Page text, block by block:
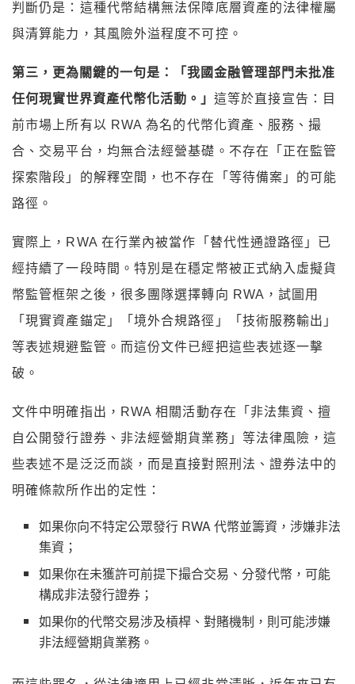
判斷仍是：這種代幣結構無法保障底層資產的法律權屬
與清算能力，其風險外溢程度不可控。
第三，更為關鍵的一句是：「我國金融管理部門未批准
任何現實世界資產代幣化活動。」 這等於直接宣告：目
前市場上所有以 RWA 為名的代幣化資產、服務、撮
合、交易平台，均無合法經營基礎。不存在「正在監管
探索階段」的解釋空間，也不存在「等待備案」的可能
路徑。
實際上，RWA 在行業內被當作「替代性通證路徑」已
經持續了一段時間。特別是在穩定幣被正式納入虛擬貨
幣監管框架之後，很多團隊選擇轉向 RWA，試圖用
「現實資產錨定」「境外合規路徑」「技術服務輸出」
等表述規避監管。而這份文件已經把這些表述逐一擊
破。
文件中明確指出，RWA 相關活動存在「非法集資、擅
自公開發行證券、非法經營期貨業務」等法律風險，這
些表述不是泛泛而談，而是直接對照刑法、證券法中的
明確條款所作出的定性：
如果你向不特定公眾發行 RWA 代幣並籌資，涉嫌非法
集資；
如果你在未獲許可前提下撮合交易、分發代幣，可能
構成非法發行證券；
如果你的代幣交易涉及槓桿、對賭機制，則可能涉嫌
非法經營期貨業務。